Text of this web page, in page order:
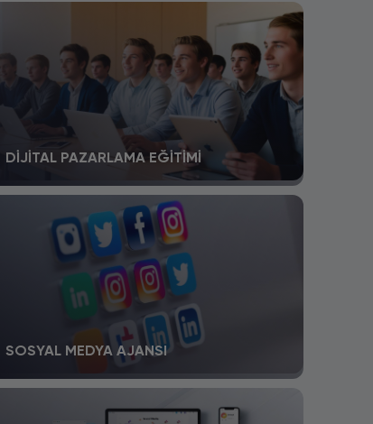
DIJITAL PAZARLAMA EĞITIMI
SOSYAL MEDYA AJANSI